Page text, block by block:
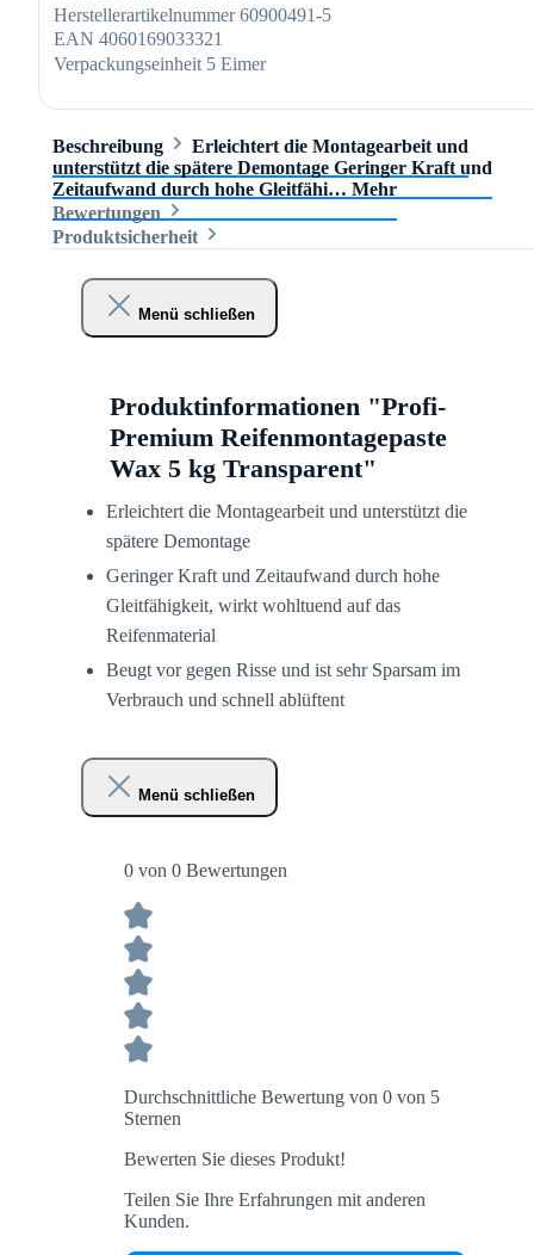
Herstellerartikelnummer 60900491-5
EAN 4060169033321
Verpackungseinheit 5 Eimer
Beschreibung
Erleichtert die Montagearbeit und
unterstützt die spätere Demontage Geringer Kraft und
Zeitaufwand durch hohe Gleitfähi… Mehr
Bewertungen
Produktsicherheit
Menü schließen
Produktinformationen "Profi-
Premium Reifenmontagepaste
Wax 5 kg Transparent"
Erleichtert die Montagearbeit und unterstützt die
spätere Demontage
Geringer Kraft und Zeitaufwand durch hohe
Gleitfähigkeit, wirkt wohltuend auf das
Reifenmaterial
Beugt vor gegen Risse und ist sehr Sparsam im
Verbrauch und schnell ablüftent
Menü schließen
0 von 0 Bewertungen
Durchschnittliche Bewertung von 0 von 5
Sternen
Bewerten Sie dieses Produkt!
Teilen Sie Ihre Erfahrungen mit anderen
Kunden.